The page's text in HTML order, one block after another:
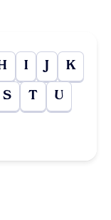
I J K
S T U